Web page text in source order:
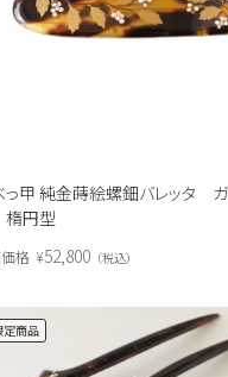
っ甲 純金蒔絵螺鈿バレッタ
円型
格 ¥52,800 税込
定商品